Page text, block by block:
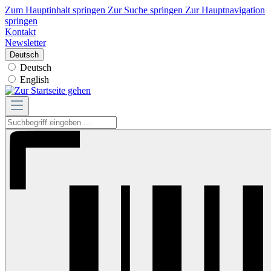
Zum Hauptinhalt springen Zur Suche springen Zur Hauptnavigation
springen
Kontakt
Newsletter
Deutsch
Deutsch
English